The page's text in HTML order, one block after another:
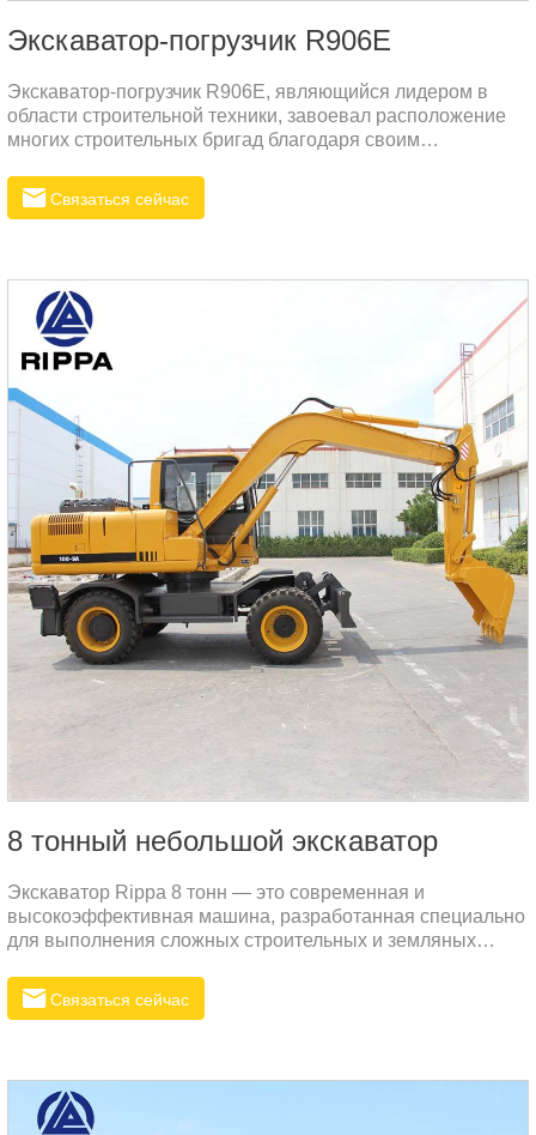
Экскаватор-погрузчик R906E
Экскаватор-погрузчик R906E, являющийся лидером в
области строительной техники, завоевал расположение
многих строительных бригад благодаря своим
сценариев применения. Экскаватор-погрузчик R906E
легко справится с различными задачами благодаря своим
дорожно-строительных объектах.
Связаться сейчас
8 тонный небольшой экскаватор
Экскаватор Rippa 8 тонн — это современная и
высокоэффективная машина, разработанная специально
для выполнения сложных строительных и земляных
Связаться сейчас